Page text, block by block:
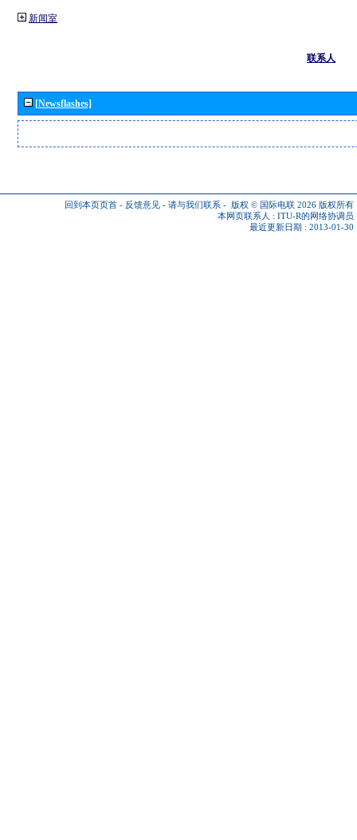
新闻室
联系人
[Newsflashes]
回到本页页首 - 反馈意见 - 请与我们联系 - 版权 © 国际电联 2026 版权所有
本网页联系人 : ITU-R的网络协调员
最近更新日期 : 2013-01-30